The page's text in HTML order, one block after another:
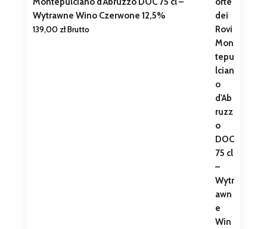
Wytrawne Wino Czerwone 12,5%
139,00 złBrutto